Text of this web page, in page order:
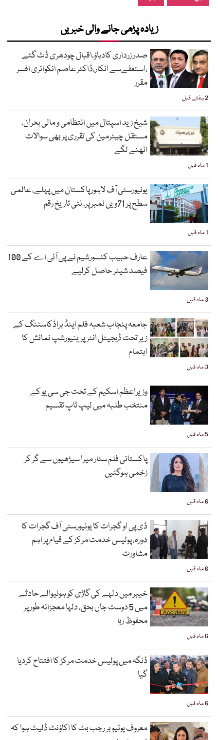
زیادہ پڑھی جانے والی خبریں
2 ہفتے قبل
صدر زرداری کادباؤ،اقبال چودھری ڈٹ گئے
،استعفےسے انکار،ڈاکٹر عاصم انکوائری افسر
مقرر
1 ماہ قبل
شیخ زید اسپتال میں انتظامی و مالی بحران،
مستقل چیئرمین کی تقرری پر بھی سوالات
اٹھنے لگے
1 ماہ قبل
یونیورسٹی آف لاہور پاکستان میں پہلے، عالمی
سطح پر 71ویں نمبر پر، نئی تاریخ رقم
3 ماہ قبل
عارف حبیب کنسورشیم نے پی آئی اے کے 100
فیصد شیئر حاصل کرلیے
3 ماہ قبل
جامعہ پنجاب شعبہ فلم اینڈ براڈکاسٹنگ کے
زیر تحت ڈیجیٹل انٹرپرینیورشپ نمائش کا
اہتمام
5 ماہ قبل
وزیراعظم اسکیم کے تحت جی سی یو کے
منتخب طلبہ میں لیپ ٹاپ تقسیم
6 ماہ قبل
پاکستانی فلم سٹار میرا سیڑھیوں سے گر کر
زخمی ہوگئیں
6 ماہ قبل
ڈی پی او گجرات کا یونیورسٹی آف گجرات کا
دورہ، پولیس خدمت مرکز کے قیام پر اہم
مشاورت
6 ماہ قبل
خیبر میں دلہے کی گاڑی کو ہونیوالے حادثے
میں 5 دوست جاں بحق، دلہا معجزانہ طور پر
محفوظ رہا
6 ماہ قبل
ڈنگہ میں پولیس خدمت مرکز کا افتتاح کردیا
گیا
معروف یوٹیوبر رجب بٹ کا اکاؤنٹ ڈلیٹ ہوا کہ